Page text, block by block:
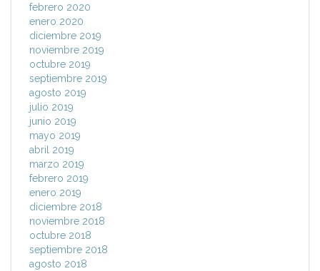
febrero 2020
enero 2020
diciembre 2019
noviembre 2019
octubre 2019
septiembre 2019
agosto 2019
julio 2019
junio 2019
mayo 2019
abril 2019
marzo 2019
febrero 2019
enero 2019
diciembre 2018
noviembre 2018
octubre 2018
septiembre 2018
agosto 2018